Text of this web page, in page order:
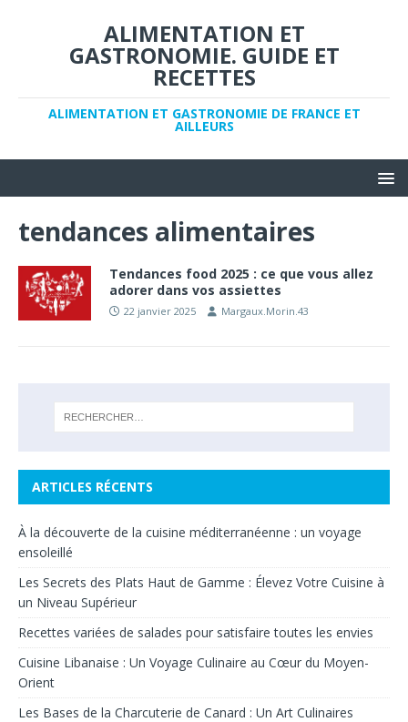
ALIMENTATION ET
GASTRONOMIE. GUIDE ET
RECETTES
ALIMENTATION ET GASTRONOMIE DE FRANCE ET
AILLEURS
tendances alimentaires
Tendances food 2025 : ce que vous allez
adorer dans vos assiettes
22 janvier 2025 Margaux.Morin.43
ARTICLES RÉCENTS
À la découverte de la cuisine méditerranéenne : un voyage
ensoleillé
Les Secrets des Plats Haut de Gamme : Élevez Votre Cuisine à
un Niveau Supérieur
Recettes variées de salades pour satisfaire toutes les envies
Cuisine Libanaise : Un Voyage Culinaire au Cœur du Moyen-
Orient
Les Bases de la Charcuterie de Canard : Un Art Culinaires